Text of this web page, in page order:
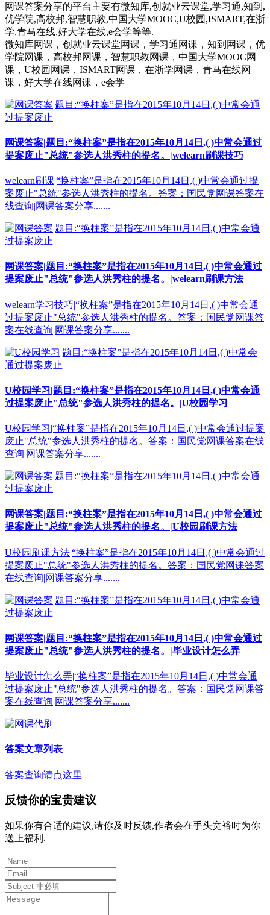
网课答案分享的平台主要有微知库,创就业云课堂,学习通,知到,
优学院,高校邦,智慧职教,中国大学MOOC,U校园,ISMART,在浙
学,青马在线,好大学在线,e会学等等.
微知库网课，创就业云课堂网课，学习通网课，知到网课，优
学院网课，高校邦网课，智慧职教网课，中国大学MOOC网
课，U校园网课，ISMART网课，在浙学网课，青马在线网
课，好大学在线网课，e会学
网课答案|题目:“换柱案”是指在2015年10月14日,( )中常会通过
提案废止"总统"参选人洪秀柱的提名。|welearn刷课技巧
welearn刷课|“换柱案”是指在2015年10月14日,( )中常会通过提
案废止"总统"参选人洪秀柱的提名。答案：国民党网课答案在
线查询|网课答案分享.......
网课答案|题目:“换柱案”是指在2015年10月14日,( )中常会通过
提案废止"总统"参选人洪秀柱的提名。|welearn刷课方法
welearn学习技巧|“换柱案”是指在2015年10月14日,( )中常会通
过提案废止"总统"参选人洪秀柱的提名。答案：国民党网课答
案在线查询|网课答案分享.......
U校园学习|题目:“换柱案”是指在2015年10月14日,( )中常会通
过提案废止"总统"参选人洪秀柱的提名。|U校园学习
U校园学习|“换柱案”是指在2015年10月14日,( )中常会通过提案
废止"总统"参选人洪秀柱的提名。答案：国民党网课答案在线
查询|网课答案分享.......
网课答案|题目:“换柱案”是指在2015年10月14日,( )中常会通过
提案废止"总统"参选人洪秀柱的提名。|U校园刷课方法
U校园刷课方法|“换柱案”是指在2015年10月14日,( )中常会通过
提案废止"总统"参选人洪秀柱的提名。答案：国民党网课答案
在线查询|网课答案分享.......
网课答案|题目:“换柱案”是指在2015年10月14日,( )中常会通过
提案废止"总统"参选人洪秀柱的提名。|毕业设计怎么弄
毕业设计怎么弄|“换柱案”是指在2015年10月14日,( )中常会通
过提案废止"总统"参选人洪秀柱的提名。答案：国民党网课答
案在线查询|网课答案分享.......
答案文章列表
答案查询请点这里
反馈你的宝贵建议
如果你有合适的建议,请你及时反馈,作者会在手头宽裕时为你
送上福利.